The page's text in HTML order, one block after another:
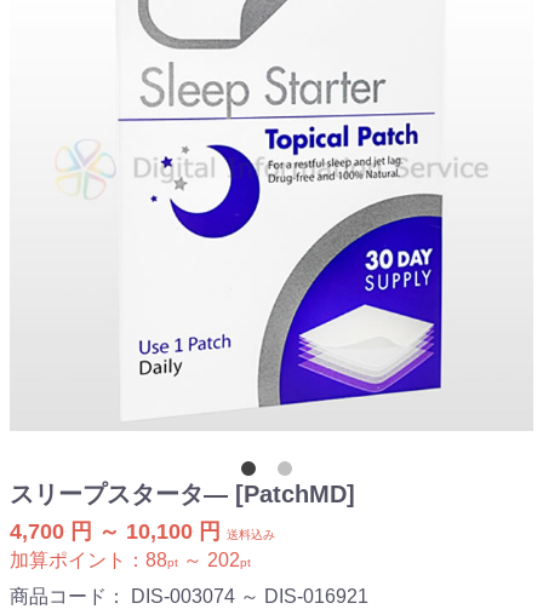
スリープスタータ― [PatchMD]
4,700 円 ～ 10,100 円 送料込み
加算ポイント： 88pt ～ 202pt
商品コード： DIS-003074 ～ DIS-016921